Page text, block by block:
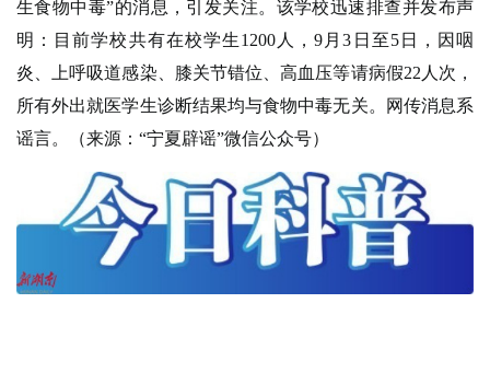
生食物中毒”的消息，引发关注。该学校迅速排查并发布声
明：目前学校共有在校学生1200人，9月3日至5日，因咽
炎、上呼吸道感染、膝关节错位、高血压等请病假22人次，
所有外出就医学生诊断结果均与食物中毒无关。网传消息系
谣言。（来源：“宁夏辟谣”微信公众号）